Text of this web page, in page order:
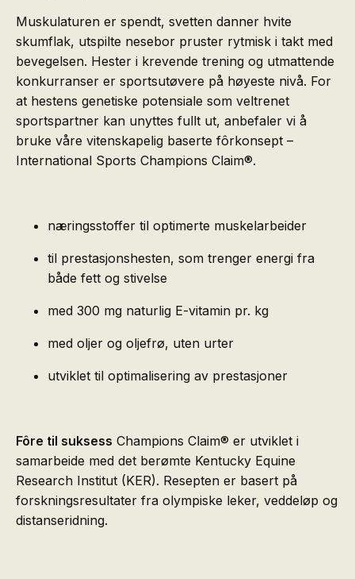
Muskulaturen er spendt, svetten danner hvite
skumflak, utspilte nesebor pruster rytmisk i takt med
bevegelsen. Hester i krevende trening og utmattende
konkurranser er sportsutøvere på høyeste nivå. For
at hestens genetiske potensiale som veltrenet
sportspartner kan unyttes fullt ut, anbefaler vi å
bruke våre vitenskapelig baserte fôrkonsept –
International Sports Champions Claim®.
næringsstoffer til optimerte muskelarbeider
til prestasjonshesten, som trenger energi fra
både fett og stivelse
med 300 mg naturlig E-vitamin pr. kg
med oljer og oljefrø, uten urter
utviklet til optimalisering av prestasjoner
Fôre til suksess Champions Claim® er utviklet i
samarbeide med det berømte Kentucky Equine
Research Institut (KER). Resepten er basert på
forskningsresultater fra olympiske leker, veddeløp og
distanseridning.